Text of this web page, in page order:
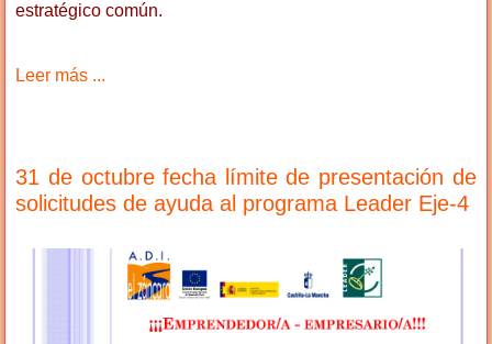
estratégico común.
Leer más ...
31 de octubre fecha límite de presentación de
solicitudes de ayuda al programa Leader Eje-4